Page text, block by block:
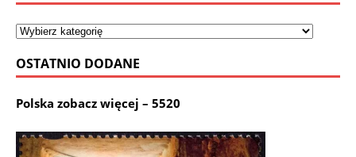
OSTATNIO DODANE
Polska zobacz więcej – 5520